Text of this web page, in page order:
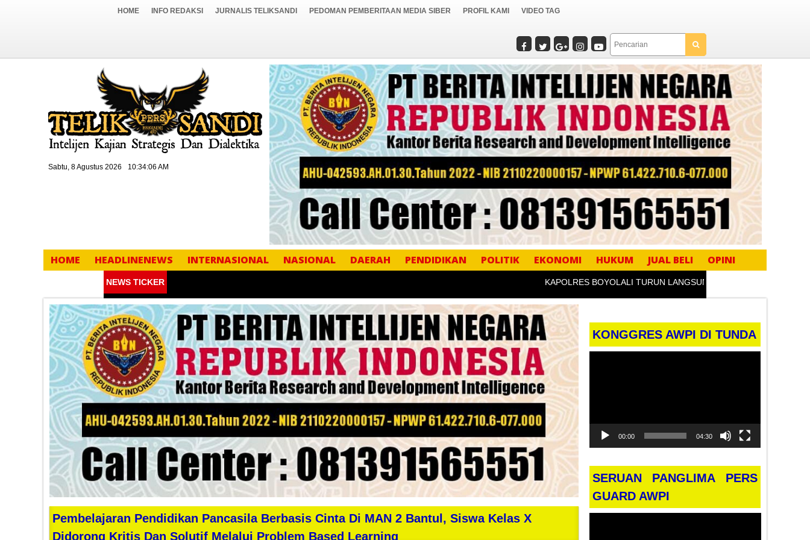
HOME INFO REDAKSI JURNALIS TELIKSANDI PEDOMAN PEMBERITAAN MEDIA SIBER PROFIL KAMI VIDEO TAG
Sabtu, 8 Agustus 2026 10:34:08 AM
HOME HEADLINENEWS INTERNASIONAL NASIONAL DAERAH PENDIDIKAN POLITIK EKONOMI HUKUM JUAL BELI OPINI
NEWS TICKER KAPOLRES BOYOLALI TURUN LANGSUNG BEKALI KADER IPNU &
Pembelajaran Pendidikan Pancasila Berbasis Cinta Di MAN 2 Bantul, Siswa Kelas X
Didorong Kritis Dan Solutif Melalui Problem Based Learning
KONGGRES AWPI DI TUNDA
00:00 04:30
SERUAN PANGLIMA PERS
GUARD AWPI